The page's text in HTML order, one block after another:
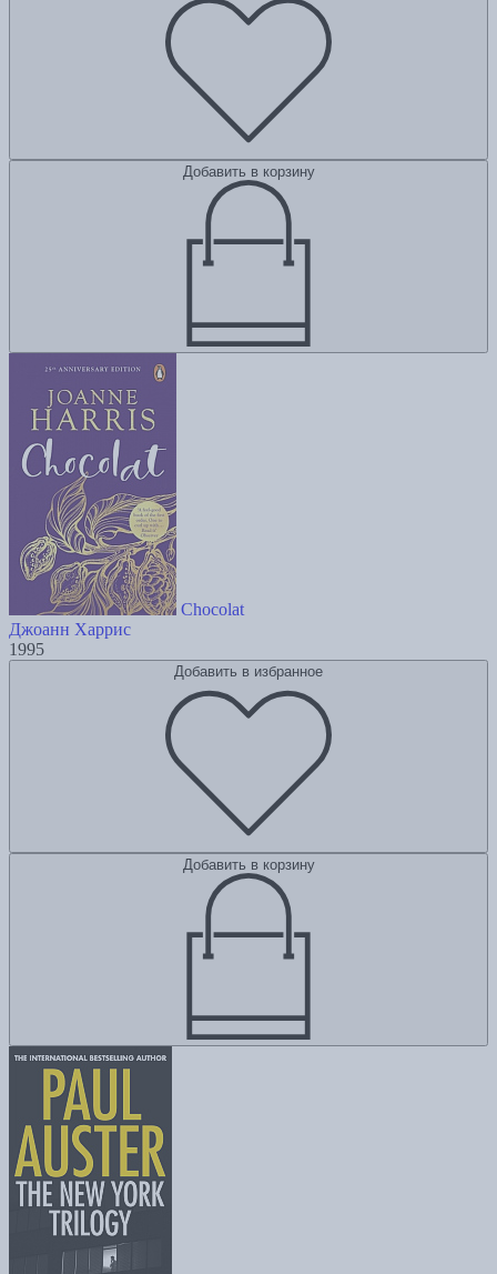
Добавить в корзину
Chocolat
Джоанн Харрис
1995
Добавить в избранное
Добавить в корзину